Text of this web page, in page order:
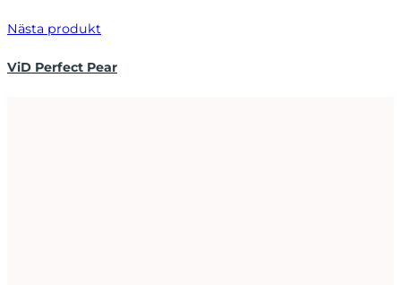
Nästa produkt
ViD Perfect Pear